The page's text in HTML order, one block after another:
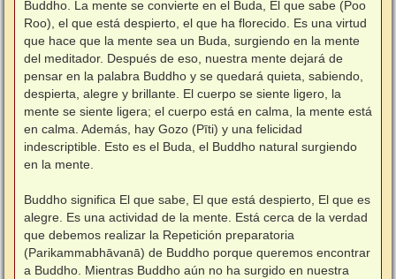
Buddho. La mente se convierte en el Buda, El que sabe (Poo
Roo), el que está despierto, el que ha florecido. Es una virtud
que hace que la mente sea un Buda, surgiendo en la mente
del meditador. Después de eso, nuestra mente dejará de
pensar en la palabra Buddho y se quedará quieta, sabiendo,
despierta, alegre y brillante. El cuerpo se siente ligero, la
mente se siente ligera; el cuerpo está en calma, la mente está
en calma. Además, hay Gozo (Pīti) y una felicidad
indescriptible. Esto es el Buda, el Buddho natural surgiendo
en la mente.
Buddho significa El que sabe, El que está despierto, El que es
alegre. Es una actividad de la mente. Está cerca de la verdad
que debemos realizar la Repetición preparatoria
(Parikammabhāvanā) de Buddho porque queremos encontrar
a Buddho. Mientras Buddho aún no ha surgido en nuestra